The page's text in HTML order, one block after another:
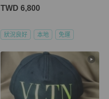
TWD 6,800
狀況良好 本地 免運